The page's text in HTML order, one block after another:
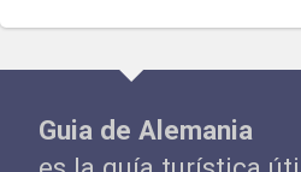
Guia de Alemania